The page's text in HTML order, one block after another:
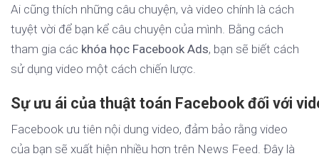
Ai cũng thích những câu chuyện, và video chính là cách
tuyệt vời để bạn kể câu chuyện của mình. Bằng cách
tham gia các khóa học Facebook Ads, bạn sẽ biết cách
sử dụng video một cách chiến lược.
Sự ưu ái của thuật toán Facebook đối với
Facebook ưu tiên nội dung video, đảm bảo rằng video
của bạn sẽ xuất hiện nhiều hơn trên News Feed. Đây là